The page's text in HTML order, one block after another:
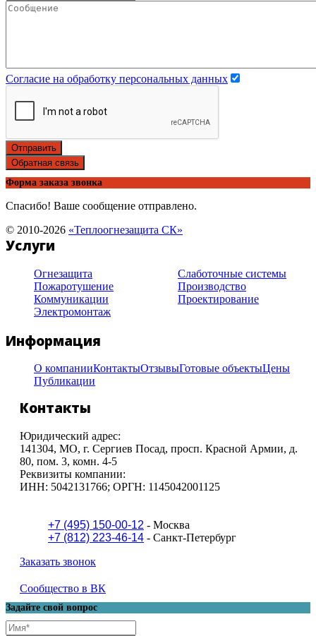
Согласие на обработку персональных данных
Отправить
Обратная связь
Форма заказа звонка
Спасибо! Ваше сообщение отправлено.
© 2010-2026 «Теплоогнезащита СК»
Услуги
Огнезащита
Пожаротушение
Коммуникации
Электромонтаж
Слаботочные системы
Производство
Проектирование
Информация
О компанииКонтактыОтзывыГотовые объектыЦены
Публикации
Контакты
Юридический адрес:
141304, МO, г. Сергиев Посад, просп. Красной Армии, д.
80, пом. 3, комн. 4-5
Реквизиты компании:
ИНН: 5042131766; ОРГН: 1145042001125
+7 (495) 150-00-12 - Москва
+7 (812) 223-46-14 - Санкт-Петербург
Заказать звонок
Сообщество в ВК
Задайте свой вопрос